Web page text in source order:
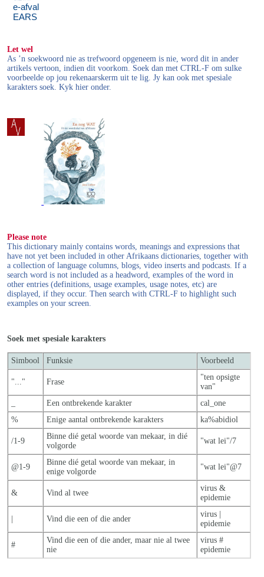
e-afval
EARS
Let wel
As ’n soekwoord nie as trefwoord opgeneem is nie, word dit in ander
artikels vertoon, indien dit voorkom. Soek dan met CTRL-F om sulke
voorbeelde op jou rekenaarskerm uit te lig. Jy kan ook met spesiale
karakters soek. Kyk hier onder.
Please note
This dictionary mainly contains words, meanings and expressions that
have not yet been included in other Afrikaans dictionaries, together with
a collection of language columns, blogs, video inserts and podcasts. If a
search word is not included as a headword, examples of the word in
other entries (definitions, usage examples, usage notes, etc) are
displayed, if they occur. Then search with CTRL-F to highlight such
examples on your screen.
Soek met spesiale karakters
Simbool Funksie Voorbeeld
"..." Frase
"ten opsigte
van"
Een ontbrekende karakter
cal_one
%
Enige aantal ontbrekende karakters ka%abidiol
/1-9
Binne dié getal woorde van mekaar, in dié
volgorde
"wat lei"/7
@1-9
Binne dié getal woorde van mekaar, in
enige volgorde
"wat lei"@7
& Vind al twee
virus &
epidemie
Vind die een of die ander
virus |
epidemie
#
Vind die een of die ander, maar nie al twee
nie
virus #
epidemie